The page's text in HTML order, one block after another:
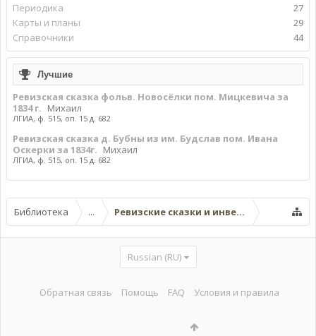
Периодика
27
Карты и планы
29
Справочники
44
Лучшие
Ревизская сказка фольв. Новосёлки пом. Мицкевича за
1834 г. Михаил
ЛГИА, ф. 515, оп. 15 д. 682
Ревизская сказка д. Бубны из им. Будслав пом. Ивана
Оскерки за 1834г. Михаил
ЛГИА, ф. 515, оп. 15 д. 682
Библиотека ... Ревизские сказки и инвентари
Russian (RU)
Обратная связь Помощь FAQ Условия и правила